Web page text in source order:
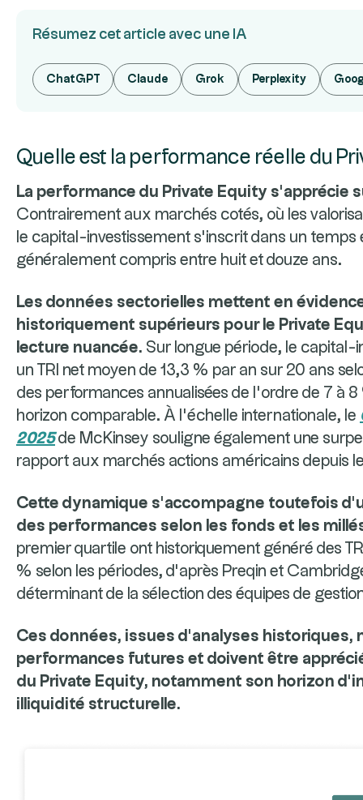
Résumez cet article avec une IA
ChatGPT Claude Grok Perplexity
Quelle est la performance réelle du
La performance du Private Equity s’apprécie
Contrairement aux marchés cotés, où les
le capital-investissement s’inscrit dans un
généralement compris entre huit et douze ans.
Les données sectorielles mettent en
historiquement supérieurs pour le Private
lecture nuancée. Sur longue période, le
un TRI net moyen de 13,3 % par an sur 20 ans
des performances annualisées de l’ordre de 7 à
horizon comparable. À l’échelle internationale, le
2025de McKinsey souligne également une
rapport aux marchés actions américains depuis
Cette dynamique s’accompagne toutefois
des performances selon les fonds et les
premier quartile ont historiquement généré des
% selon les périodes, d’après Preqin et
déterminant de la sélection des équipes de
Ces données, issues d’analyses historiques,
performances futures et doivent être
du Private Equity, notamment son horizon
illiquidité structurelle.